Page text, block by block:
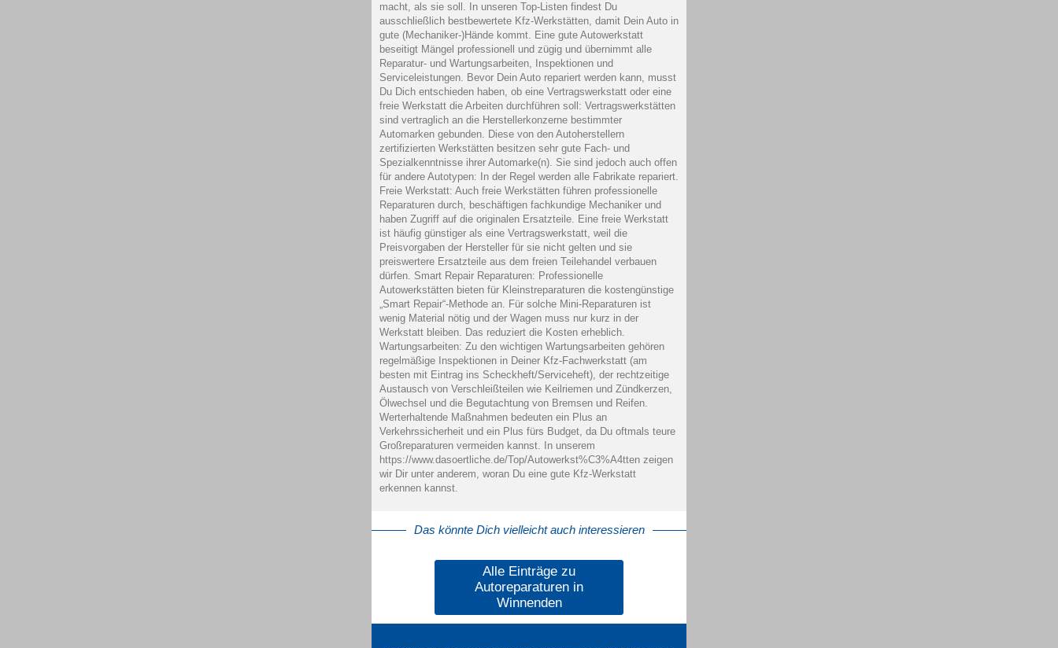
macht, als sie soll. In unseren Top-Listen findest Du
ausschließlich bestbewertete Kfz-Werkstätten, damit Dein Auto in
gute (Mechaniker-)Hände kommt. Eine gute Autowerkstatt
beseitigt Mängel professionell und zügig und übernimmt alle
Reparatur- und Wartungsarbeiten, Inspektionen und
Serviceleistungen. Bevor Dein Auto repariert werden kann, musst
Du Dich entschieden haben, ob eine Vertragswerkstatt oder eine
freie Werkstatt die Arbeiten durchführen soll: Vertragswerkstätten
sind vertraglich an die Herstellerkonzerne bestimmter
Automarken gebunden. Diese von den Autoherstellern
zertifizierten Werkstätten besitzen sehr gute Fach- und
Spezialkenntnisse ihrer Automarke(n). Sie sind jedoch auch offen
für andere Autotypen: In der Regel werden alle Fabrikate repariert.
Freie Werkstatt: Auch freie Werkstätten führen professionelle
Reparaturen durch, beschäftigen fachkundige Mechaniker und
haben Zugriff auf die originalen Ersatzteile. Eine freie Werkstatt
ist häufig günstiger als eine Vertragswerkstatt, weil die
Preisvorgaben der Hersteller für sie nicht gelten und sie
preiswertere Ersatzteile aus dem freien Teilehandel verbauen
dürfen. Smart Repair Reparaturen: Professionelle
Autowerkstätten bieten für Kleinstreparaturen die kostengünstige
„Smart Repair“-Methode an. Für solche Mini-Reparaturen ist
wenig Material nötig und der Wagen muss nur kurz in der
Werkstatt bleiben. Das reduziert die Kosten erheblich.
Wartungsarbeiten: Zu den wichtigen Wartungsarbeiten gehören
regelmäßige Inspektionen in Deiner Kfz-Fachwerkstatt (am
besten mit Eintrag ins Scheckheft/Serviceheft), der rechtzeitige
Austausch von Verschleißteilen wie Keilriemen und Zündkerzen,
Ölwechsel und die Begutachtung von Bremsen und Reifen.
Werterhaltende Maßnahmen bedeuten ein Plus an
Verkehrssicherheit und ein Plus fürs Budget, da Du oftmals teure
Großreparaturen vermeiden kannst. In unserem
https://www.dasoertliche.de/Top/Autowerkst%C3%A4tten zeigen
wir Dir unter anderem, woran Du eine gute Kfz-Werkstatt
erkennen kannst.
Das könnte Dich vielleicht auch interessieren
Alle Einträge zu
Autoreparaturen in
Winnenden